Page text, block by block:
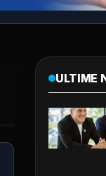
ULTIME